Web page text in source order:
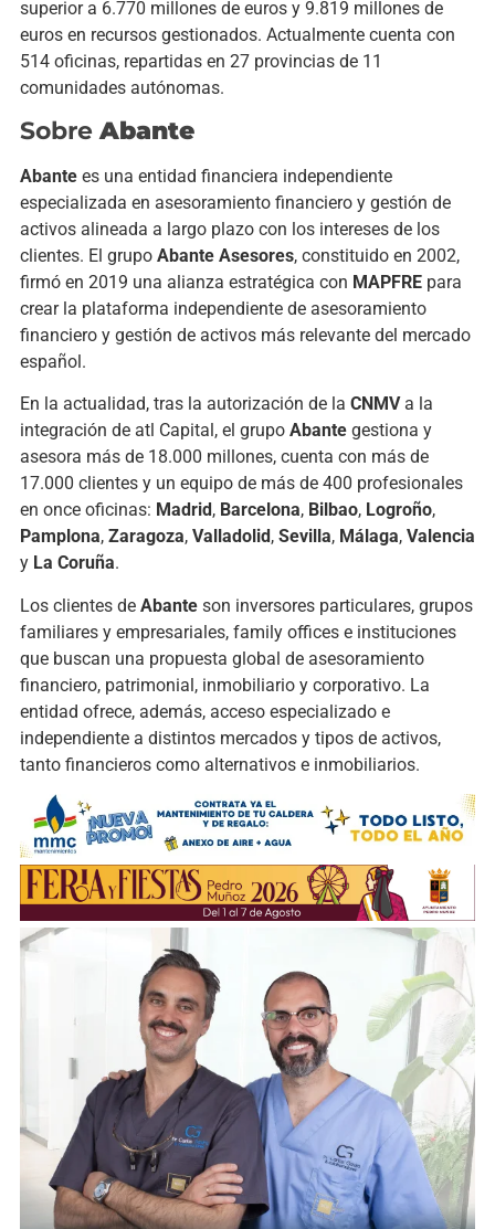
superior a 6.770 millones de euros y 9.819 millones de
euros en recursos gestionados. Actualmente cuenta con
514 oficinas, repartidas en 27 provincias de 11
comunidades autónomas.
SobreAbante
Abantees una entidad financiera independiente
especializada en asesoramiento financiero y gestión de
activos alineada a largo plazo con los intereses de los
clientes. El grupo Abante Asesores, constituido en 2002,
firmó en 2019 una alianza estratégica con MAPFREpara
crear la plataforma independiente de asesoramiento
financiero y gestión de activos más relevante del mercado
español.
En la actualidad, tras la autorización de la CNMVa la
integración de atl Capital, el grupo Abantegestiona y
asesora más de 18.000 millones, cuenta con más de
17.000 clientes y un equipo de más de 400 profesionales
en once oficinas: Madrid , Barcelona, Bilbao, Logroño,
Pamplona, Zaragoza, Valladolid , Sevilla, Málaga, Valencia
y La Coruña.
Los clientes de Abanteson inversores particulares, grupos
familiares y empresariales, family offices e instituciones
que buscan una propuesta global de asesoramiento
financiero, patrimonial, inmobiliario y corporativo. La
entidad ofrece, además, acceso especializado e
independiente a distintos mercados y tipos de activos,
tanto financieros como alternativos e inmobiliarios.